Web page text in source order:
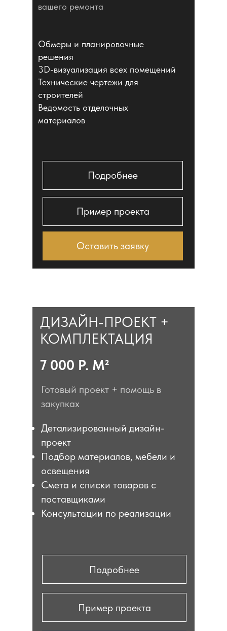
ДИЗАЙН-ПРОЕКТ +
КОМПЛЕКТАЦИЯ
7 000 Р. М²
Готовый проект + помощь в
закупках
Детализированный дизайн-
проект
Подбор материалов, мебели и
освещения
Смета и списки товаров с
поставщиками
Консультации по реализации
Пример проекта
Подробнее
вашего ремонта
Обмеры и планировочные
решения
3D-визуализация всех помещений
Технические чертежи для
строителей
Ведомость отделочных
материалов
Оставить заявку
Пример проекта
Подробнее